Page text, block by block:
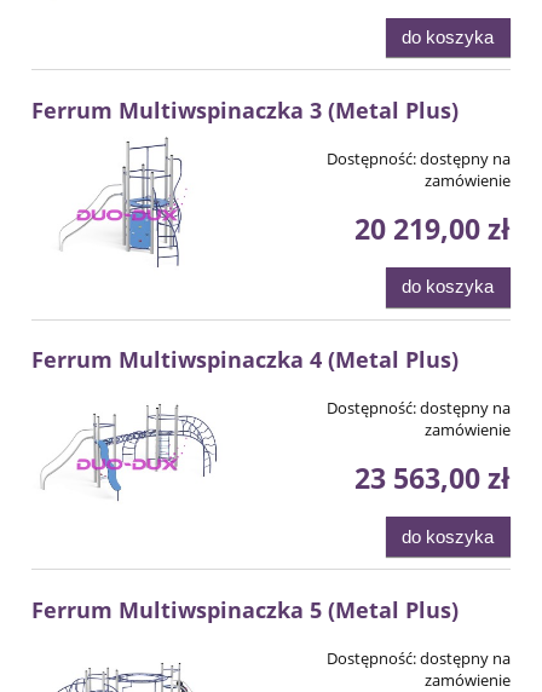
do koszyka
Ferrum Multiwspinaczka 3 (Metal Plus)
Dostępność:dostępny na
zamówienie
20 219,00 zł
do koszyka
Ferrum Multiwspinaczka 4 (Metal Plus)
Dostępność:dostępny na
zamówienie
23 563,00 zł
do koszyka
Ferrum Multiwspinaczka 5 (Metal Plus)
Dostępność:dostępny na
zamówienie